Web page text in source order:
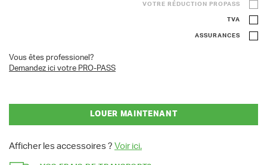
VOTRE RÉDUCTION PROPASS
TVA
ASSURANCES
Vous êtes professionel?
Demandez ici votre PRO-PASS
LOUER MAINTENANT
Afficher les accessoires ? Voir ici.